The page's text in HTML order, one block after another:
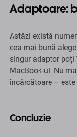
Adaptoare:
Astăzi există
cea mai bună
singur adaptor poți
MacBook-ul. Nu
încărcătoare –
Concluzie